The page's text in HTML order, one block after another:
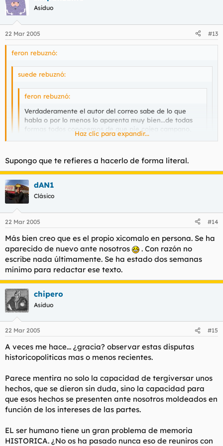
Asiduo
22 Mar 2005 #13
feron rebuznó:
suede rebuznó:
feron rebuznó:
Verdaderamente el autor del correo sabe de lo que
habla o por lo menos lo aparenta muy bien...de todas
formas todos conocemos de que pie cojea campano,
eso si tambien habria que decir quetambien sabe de
Digas lo que digas no te van a cambiar el rango, deja de
besarle los pies a Campano.
Me la pela el rango sinceramente...y aprende a leer por que
no le he besado los pies a campano nunca
Haz clic para expandir...
Supongo que te refieres a hacerlo de forma literal.
dAN1
Clásico
22 Mar 2005 #14
Más bien creo que es el propio xicomalo en persona. Se ha
aparecido de nuevo ante nosotros
. Con razón no
escribe nada últimamente. Se ha estado dos semanas
mínimo para redactar ese texto.
chipero
Asiduo
22 Mar 2005 #15
A veces me hace... ¿gracia? observar estas disputas
historicopoliticas mas o menos recientes.
Parece mentira no solo la capacidad de tergiversar unos
hechos, que se dieron sin duda, sino la capacidad para
que esos hechos se presenten ante nosotros moldeados en
función de los intereses de las partes.
EL ser humano tiene un gran problema de memoria
HISTORICA. ¿No os ha pasado nunca eso de reuniros con